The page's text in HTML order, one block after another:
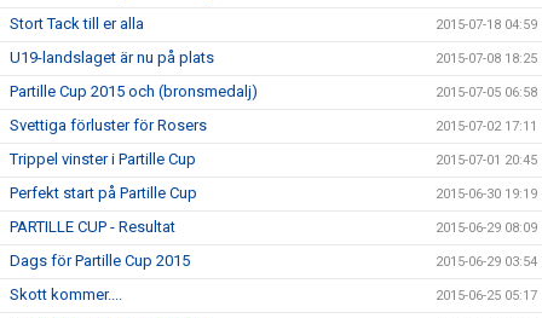
Stort Tack till er alla 2015-07-18 04:59
U19-landslaget är nu på plats 2015-07-08 18:25
Partille Cup 2015 och (bronsmedalj) 2015-07-05 06:58
Svettiga förluster för Rosers 2015-07-02 17:11
Trippel vinster i Partille Cup 2015-07-01 20:45
Perfekt start på Partille Cup 2015-06-30 19:19
PARTILLE CUP - Resultat 2015-06-29 08:09
Dags för Partille Cup 2015 2015-06-29 03:54
Skott kommer.... 2015-06-25 05:17